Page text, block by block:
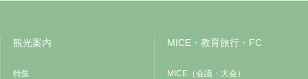
観光案内
特集
MICE・教育旅行・FC
MICE（会議・大会）